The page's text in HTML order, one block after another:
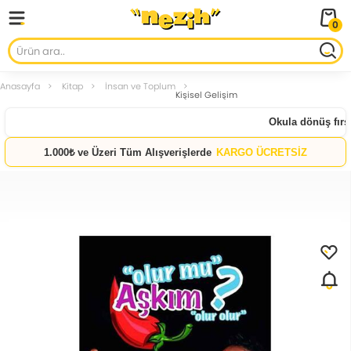
0
Anasayfa Kitap İnsan ve Toplum
Kişisel Gelişim
Okula dönüş
1.000₺ ve Üzeri Tüm Alışverişlerde KARGO ÜCRETSİZ